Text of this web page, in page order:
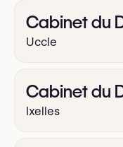
Cabinet du
Uccle
Cabinet du
Ixelles